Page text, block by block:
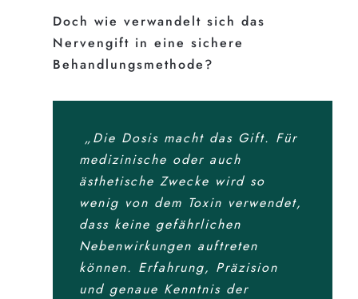
Doch wie verwandelt sich das
Nervengift in eine sichere
Behandlungsmethode?
„Die Dosis macht das Gift. Für
medizinische oder auch
ästhetische Zwecke wird so
wenig von dem Toxin verwendet,
dass keine gefährlichen
Nebenwirkungen auftreten
können. Erfahrung, Präzision
und genaue Kenntnis der